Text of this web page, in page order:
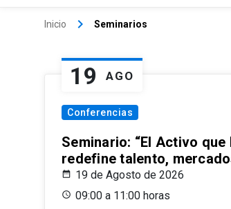
Inicio keyboard_arrow_right Seminarios
19 AGO
Conferencias
Seminario: “El Activo
redefine talento,
19 de Agosto de 2026
09:00 a 11:00 horas